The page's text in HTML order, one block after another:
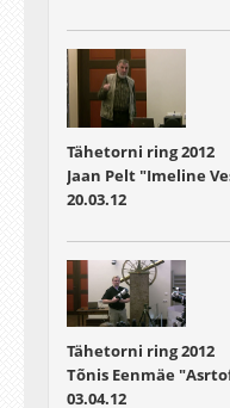
Tähetorni ring 2012
Jaan Pelt "Imeline
20.03.12
Tähetorni ring 2012
Tõnis Eenmäe
03.04.12